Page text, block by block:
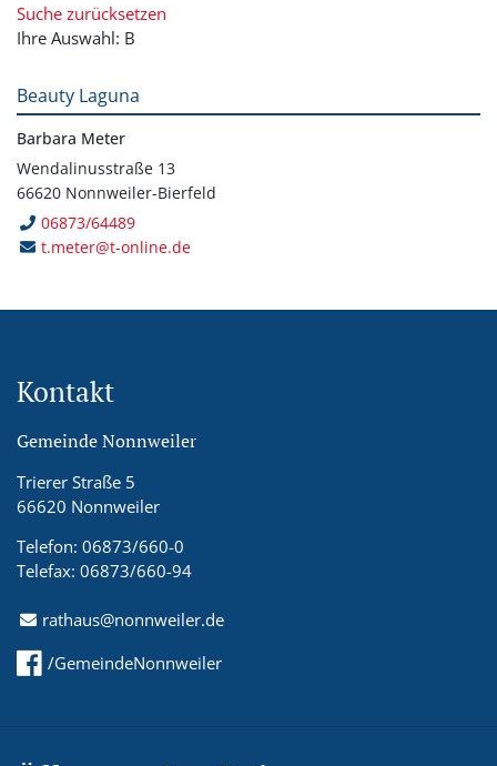
Suche zurücksetzen
Ihre Auswahl: B
Beauty Laguna
Barbara Meter
Wendalinusstraße 13
66620 Nonnweiler-Bierfeld
06873/64489
t.meter@t-online.de
Kontakt
Gemeinde Nonnweiler
Trierer Straße 5
66620 Nonnweiler
Telefon: 06873/660-0
Telefax: 06873/660-94
rathaus@nonnweiler.de
/GemeindeNonnweiler